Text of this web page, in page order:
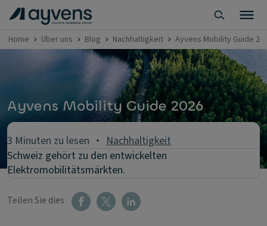
Home Über uns Blog Nachhaltigkeit Ayvens Mobility Guide
Ayvens Mobility Guide 2026
3 Minuten zu lesen
Nachhaltigkeit
Schweiz gehört zu den entwickelten
Elektromobilitätsmärkten.
Teilen Sie dies